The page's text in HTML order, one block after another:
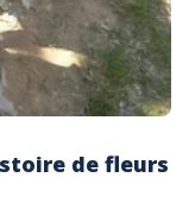
de fleurs